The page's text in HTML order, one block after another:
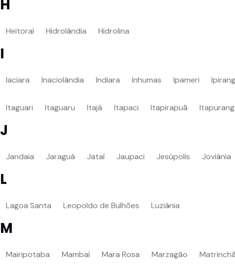
H
Heitoraí Hidrolândia Hidrolina
I
Iaciara Inaciolândia Indiara Inhumas Ipameri
Itaguari Itaguaru Itajá Itapaci Itapirapuã
J
Jandaia Jaraguá Jataí Jaupaci Jesúpolis Joviânia
L
Lagoa Santa Leopoldo de Bulhões Luziânia
M
Mairipotaba Mambaí Mara Rosa Marzagão Matrinchã